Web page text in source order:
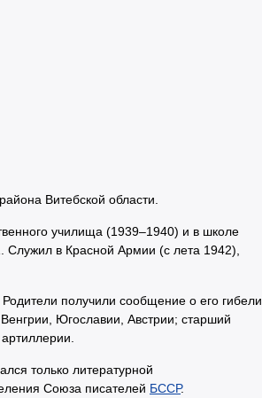
Витебской области.
училища (1939–1940) и в школе
в Красной Армии (с лета 1942),
получили сообщение о его гибели.
Югославии, Австрии; старший
только литературной
Союза писателей БССР.